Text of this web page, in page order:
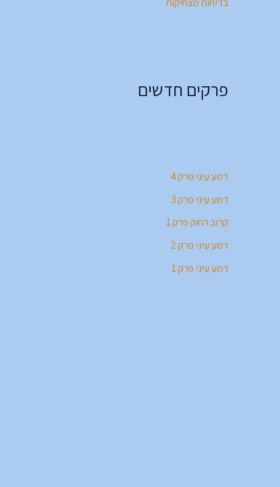
פרקים חדשים
דמע עיני פרק 4
דמע עיני פרק 3
קרוב רחוק פרק 1
דמע עיני פרק 2
דמע עיני פרק 1